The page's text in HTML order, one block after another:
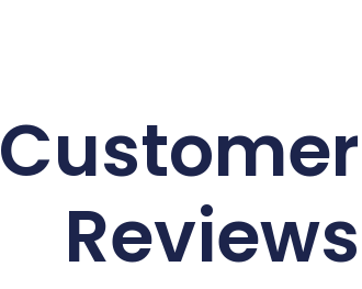
Customer
Reviews